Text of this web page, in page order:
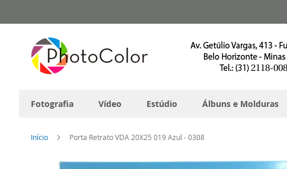
para
conteúdo
Fotografia Vídeo Estúdio Álbuns e Molduras
Início Porta Retrato VDA 20X25 019 Azul - 0308